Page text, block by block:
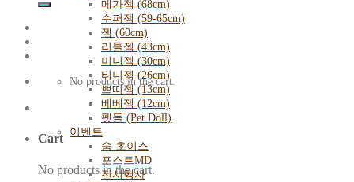
No products in the cart.
Cart
No products in the cart.
메가젬 (68cm)
수퍼젬 (59-65cm)
젬 (60cm)
리틀젬 (43cm)
미니젬 (30cm)
티니젬 (26cm)
쁘띠젬 (13cm)
베베젬 (12cm)
펫돌 (Pet Doll)
이벤트
숨 초이스
포스트MD
전시행사